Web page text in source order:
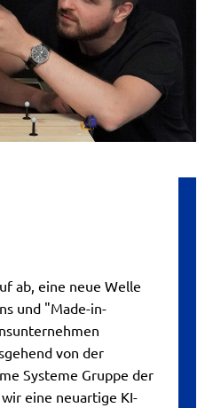
ab, eine neue Welle
und "Made-in-
von der
Systeme Gruppe der
eine neuartige KI-